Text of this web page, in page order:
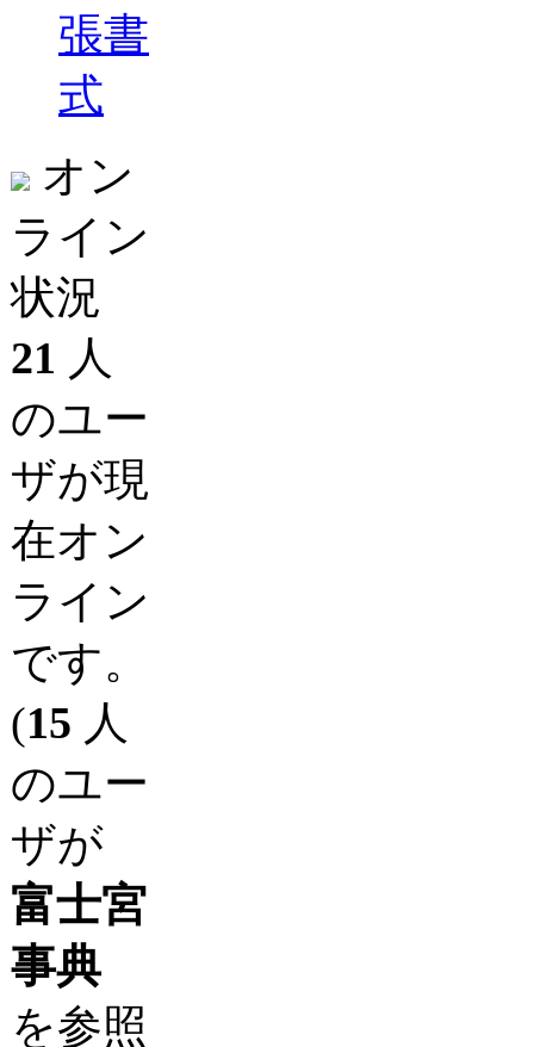
張書
式
オン
ライン
状況
21 人
のユー
ザが現
在オン
ライン
です。
(15 人
のユー
ザが
富士宮
事典
を参照